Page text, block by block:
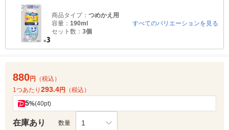
商品タイプ： つめかえ用
容量： 190ml
セット数： 3個
すべてのバリエーションを見る
880円
（税込）
1つあたり 293.4円 （税込）
5%(40pt)
在庫あり 数量 1